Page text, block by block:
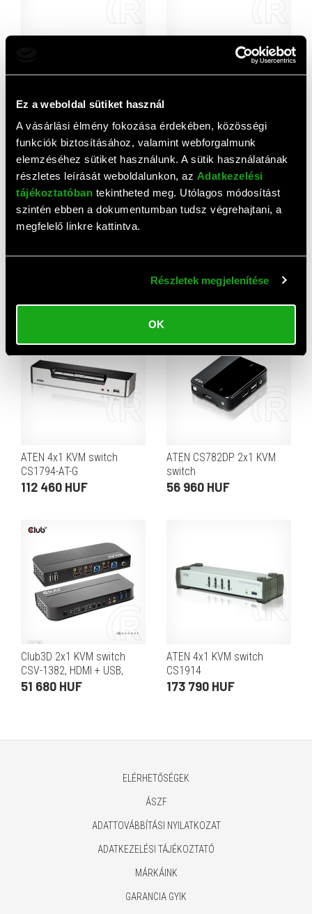
Ez a weboldal sütiket használ
A vásárlási élmény fokozása érdekében, közösségi
funkciók biztosításához, valamint webforgalmunk
elemzéséhez sütiket használunk. A sütik használatának
részletes leírását weboldalunkon, az Adatkezelési
tájékoztatóban tekintheted meg. Utólagos módosítást
szintén ebben a dokumentumban tudsz végrehajtani, a
megfelelő linkre kattintva.
Részletek megjelenítése
OK
(4 port, Dual Display,
ATEN CS22HF Cable KVM
Switch (2 PC, HDMI, USB)
ATEN 2x1 KVM switch CS-
ATEN CS692 Cable KVM
21 580 HUF
ATEN 4x1 KVM switch
CS1794-AT-G
112 460 HUF
ATEN CS782DP 2x1 KVM
switch
56 960 HUF
Club3D 2x1 KVM switch
CSV-1382, HDMI + USB,
4k@60Hz
51 680 HUF
ATEN 4x1 KVM switch
CS1914
173 790 HUF
ELÉRHETŐSÉGEK
ÁSZF
ADATTOVÁBBÍTÁSI NYILATKOZAT
ADATKEZELÉSI TÁJÉKOZTATÓ
MÁRKÁINK
GARANCIA GYIK